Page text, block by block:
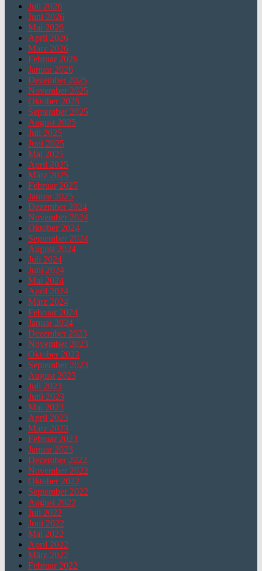
Juli 2026
Juni 2026
Mai 2026
April 2026
März 2026
Februar 2026
Januar 2026
Dezember 2025
November 2025
Oktober 2025
September 2025
August 2025
Juli 2025
Juni 2025
Mai 2025
April 2025
März 2025
Februar 2025
Januar 2025
Dezember 2024
November 2024
Oktober 2024
September 2024
August 2024
Juli 2024
Juni 2024
Mai 2024
April 2024
März 2024
Februar 2024
Januar 2024
Dezember 2023
November 2023
Oktober 2023
September 2023
August 2023
Juli 2023
Juni 2023
Mai 2023
April 2023
März 2023
Februar 2023
Januar 2023
Dezember 2022
November 2022
Oktober 2022
September 2022
August 2022
Juli 2022
Juni 2022
Mai 2022
April 2022
März 2022
Februar 2022